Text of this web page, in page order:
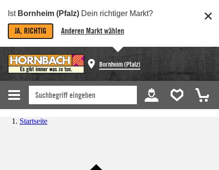
Ist Bornheim (Pfalz) Dein richtiger Markt?
JA, RICHTIG Anderen Markt wählen
Bornheim (Pfalz)
Startseite